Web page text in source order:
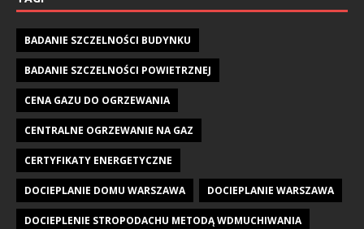
BADANIE SZCZELNOŚCI BUDYNKU
BADANIE SZCZELNOŚCI POWIETRZNEJ
CENA GAZU DO OGRZEWANIA
CENTRALNE OGRZEWANIE NA GAZ
CERTYFIKATY ENERGETYCZNE
DOCIEPLANIE DOMU WARSZAWA DOCIEPLANIE WARSZAWA
DOCIEPLENIE STROPODACHU METODĄ WDMUCHIWANIA